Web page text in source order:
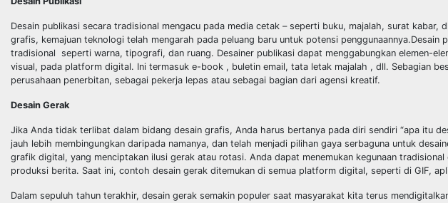
Desain publikasi secara tradisional mengacu pada media cetak – seperti buku, majalah, surat kabar,
grafis, kemajuan teknologi telah mengarah pada peluang baru untuk potensi penggunaannya.Desain
tradisional seperti warna, tipografi, dan ruang. Desainer publikasi dapat menggabungkan elemen-
visual, pada platform digital. Ini termasuk e-book , buletin email, tata letak majalah , dll. Sebagian
perusahaan penerbitan, sebagai pekerja lepas atau sebagai bagian dari agensi kreatif.
Desain Gerak
Jika Anda tidak terlibat dalam bidang desain grafis, Anda harus bertanya pada diri sendiri “apa itu
jauh lebih membingungkan daripada namanya, dan telah menjadi pilihan gaya serbaguna untuk
grafik digital, yang menciptakan ilusi gerak atau rotasi. Anda dapat menemukan kegunaan
produksi berita. Saat ini, contoh desain gerak ditemukan di semua platform digital, seperti di GIF,
Dalam sepuluh tahun terakhir, desain gerak semakin populer saat masyarakat kita terus